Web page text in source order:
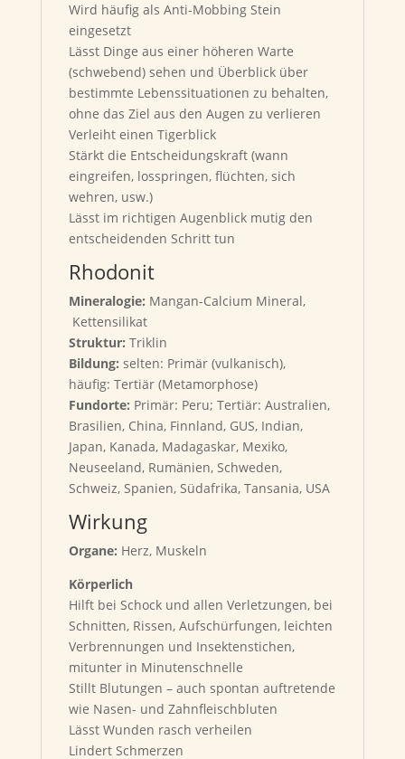
Wird häufig als Anti-Mobbing Stein
eingesetzt
Lässt Dinge aus einer höheren Warte
(schwebend) sehen und Überblick über
bestimmte Lebenssituationen zu behalten,
ohne das Ziel aus den Augen zu verlieren
Verleiht einen Tigerblick
Stärkt die Entscheidungskraft (wann
eingreifen, losspringen, flüchten, sich
wehren, usw.)
Lässt im richtigen Augenblick mutig den
entscheidenden Schritt tun
Rhodonit
Mineralogie: Mangan-Calcium Mineral,
Kettensilikat
Struktur: Triklin
Bildung: selten: Primär (vulkanisch),
häufig: Tertiär (Metamorphose)
Fundorte: Primär: Peru; Tertiär: Australien,
Brasilien, China, Finnland, GUS, Indian,
Japan, Kanada, Madagaskar, Mexiko,
Neuseeland, Rumänien, Schweden,
Schweiz, Spanien, Südafrika, Tansania, USA
Wirkung
Organe: Herz, Muskeln
Körperlich
Hilft bei Schock und allen Verletzungen, bei
Schnitten, Rissen, Aufschürfungen, leichten
Verbrennungen und Insektenstichen,
mitunter in Minutenschnelle
Stillt Blutungen – auch spontan auftretende
wie Nasen- und Zahnfleischbluten
Lässt Wunden rasch verheilen
Lindert Schmerzen